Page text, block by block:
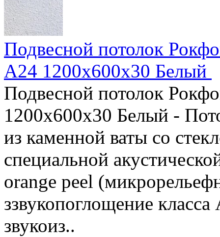
Подвесной потолок
A24 1200x600x30 Белый
Подвесной потолок
1200x600x30 Белый -
из каменной ваты со
специальной
orange peel
ззвукопоглощение
звукоиз..